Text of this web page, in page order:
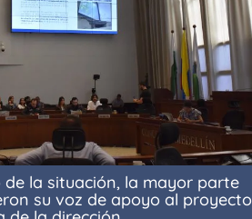
la situación, la mayor parte
su voz de apoyo al proyecto